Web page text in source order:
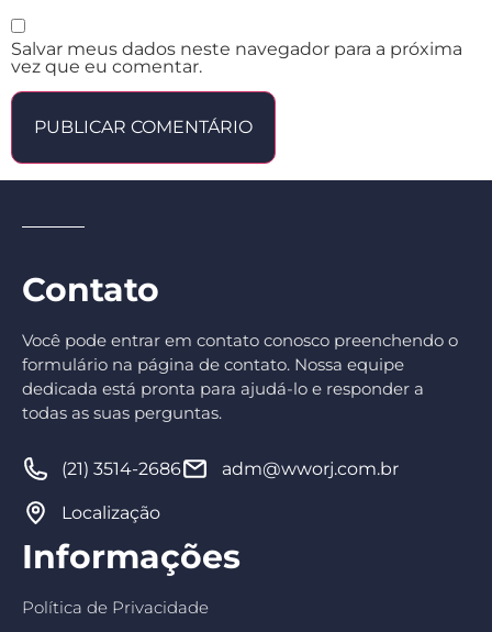
Salvar meus dados neste navegador para a próxima
vez que eu comentar.
Contato
Você pode entrar em contato conosco preenchendo o
formulário na página de contato. Nossa equipe
dedicada está pronta para ajudá-lo e responder a
todas as suas perguntas.
(21) 3514-2686 adm@wworj.com.br
Localização
Informações
Política de Privacidade